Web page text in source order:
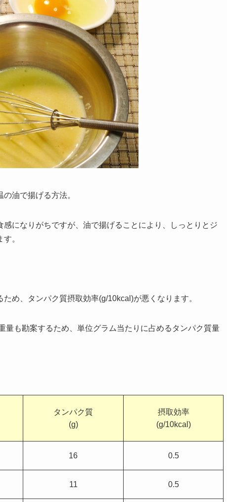
油で揚げる方法。
になりがちですが、油で揚げることにより、しっとりとジ
。
め、タンパク質摂取効率(g/10kcal)が悪くなります。
量も勘案するため、単位グラム当たりに占めるタンパク質量
タンパク質
(g)
摂取効率
(g/10kcal)
16 0.5
11 0.5